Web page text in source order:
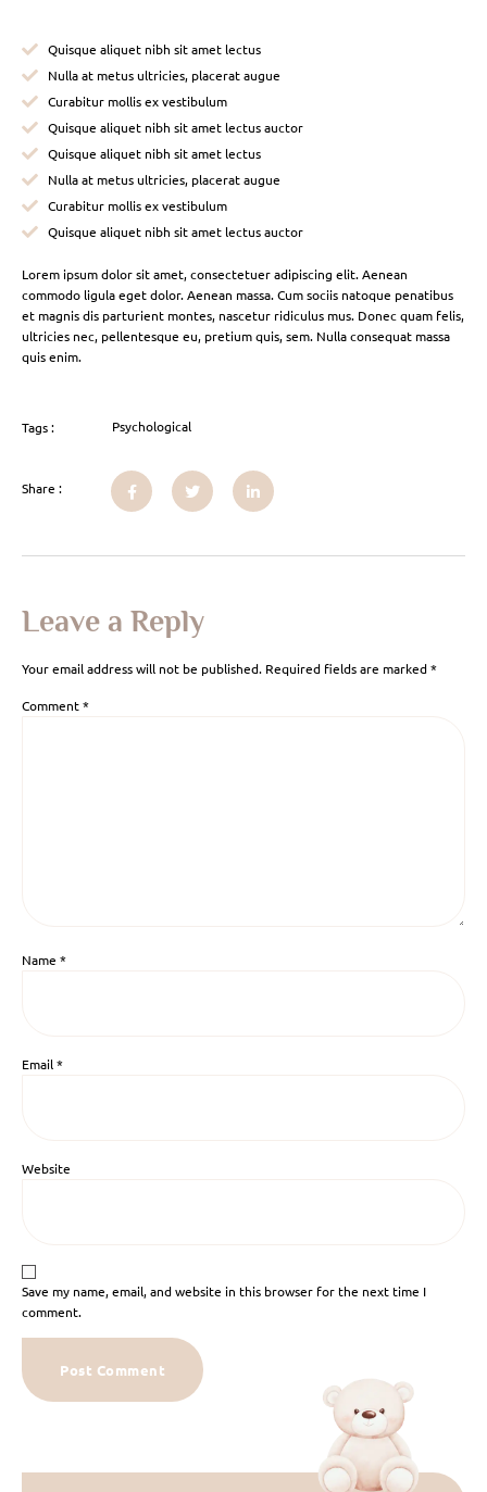
Quisque aliquet nibh sit amet lectus
Nulla at metus ultricies, placerat augue
Curabitur mollis ex vestibulum
Quisque aliquet nibh sit amet lectus auctor
Quisque aliquet nibh sit amet lectus
Nulla at metus ultricies, placerat augue
Curabitur mollis ex vestibulum
Quisque aliquet nibh sit amet lectus auctor
Lorem ipsum dolor sit amet, consectetuer adipiscing elit. Aenean
commodo ligula eget dolor. Aenean massa. Cum sociis natoque penatibus
et magnis dis parturient montes, nascetur ridiculus mus. Donec quam felis,
ultricies nec, pellentesque eu, pretium quis, sem. Nulla consequat massa
quis enim.
Tags : Psychological
Share :
Leave a Reply
Your email address will not be published. Required fields are marked*
Comment*
Name *
Email*
Website
Save my name, email, and website in this browser for the next time I
comment.